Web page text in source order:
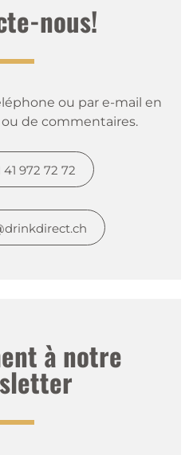
nous!
ou par e-mail en
de commentaires.
41 972 72 72
à notre